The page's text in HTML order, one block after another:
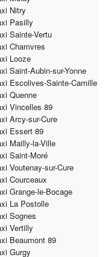
Nitry
Pasilly
Sainte-Vertu
Chamvres
Looze
Saint-Aubin-sur-Yonne
Escolives-Sainte-Camille
Quenne
Vincelles 89
Arcy-sur-Cure
Essert 89
Mailly-la-Ville
Saint-Moré
Voutenay-sur-Cure
Courceaux
Grange-le-Bocage
La Postolle
Sognes
Vertilly
Beaumont 89
Gurgy